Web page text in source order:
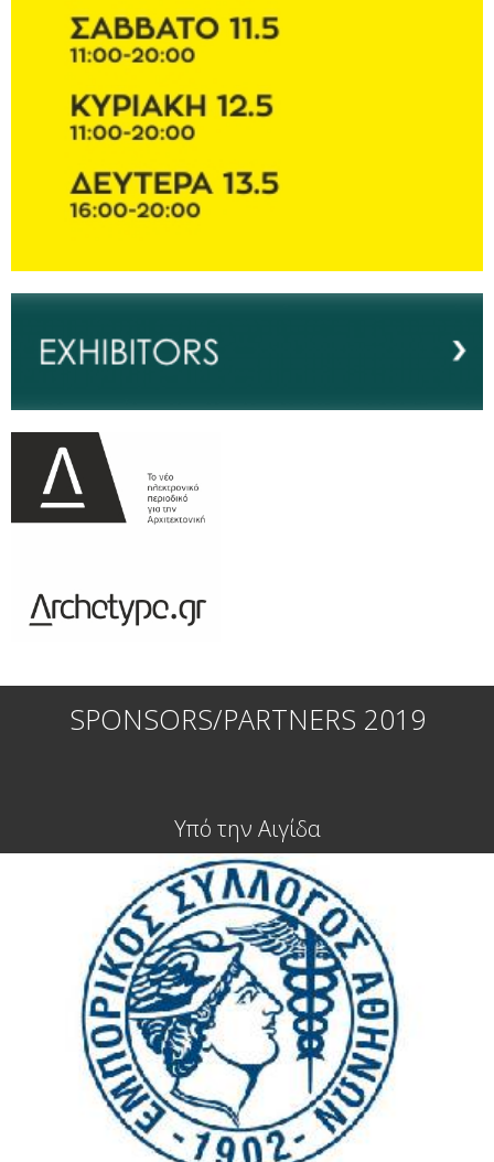
SPONSORS/PARTNERS 2019
Υπό την Αιγίδα